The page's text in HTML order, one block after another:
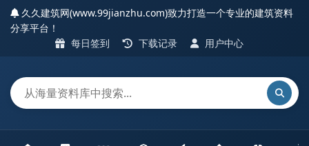
久久建筑网(www.99jianzhu.com)致力打造一个专业的建筑资料
分享平台！
每日签到
下载记录 用户中心